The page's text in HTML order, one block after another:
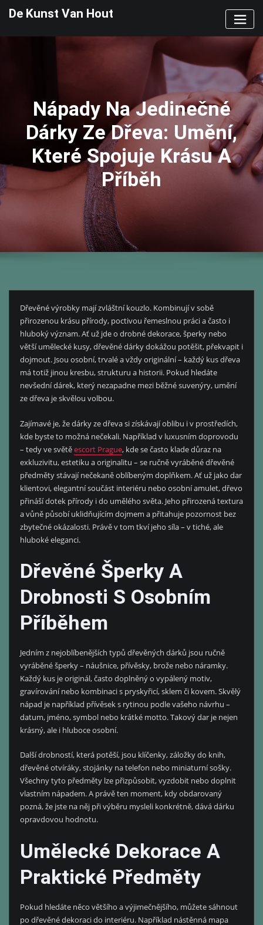
De Kunst Van Hout
Nápady Na Jedinečné
Dárky Ze Dřeva: Umění,
Které Spojuje Krásu A
Příběh
Dřevěné výrobky mají zvláštní kouzlo. Kombinují v sobě
přirozenou krásu přírody, poctivou řemeslnou práci a často i
hluboký význam. Ať už jde o drobné dekorace, šperky nebo
větší umělecké kusy, dřevěné dárky dokážou potěšit, překvapit i
dojmout. Jsou osobní, trvalé a vždy originální – každý kus dřeva
má totiž jinou kresbu, strukturu a historii. Pokud hledáte
nevšední dárek, který nezapadne mezi běžné suvenýry, umění
ze dřeva je skvělou volbou.
Zajímavé je, že dárky ze dřeva si získávají oblibu i v prostředích,
kde byste to možná nečekali. Například v luxusním doprovodu
– tedy ve světěescort Prague, kde se často klade důraz na
exkluzivitu, estetiku a originalitu – se ručně vyráběné dřevěné
předměty stávají nečekaně oblíbeným doplňkem. Ať už jako dar
klientovi, elegantní součást interiéru nebo osobní amulet, dřevo
přináší dotek přírody i do umělého světa. Jeho přirozená textura
a vůně působí uklidňujícím dojmem a přitahuje pozornost bez
zbytečné okázalosti. Právě v tom tkví jeho síla – v tiché, ale
hluboké eleganci.
Dřevěné Šperky A
Drobnosti S Osobním
Příběhem
Jedním z nejoblíbenějších typů dřevěných dárků jsou ručně
vyráběné šperky – náušnice, přívěsky, brože nebo náramky.
Každý kus je originál, často doplněný o vypálený motiv,
gravírování nebo kombinaci s pryskyřicí, sklem či kovem. Skvělý
nápad je například přívěsek s rytinou podle vašeho návrhu –
datum, jméno, symbol nebo krátké motto. Takový dar je nejen
krásný, ale i hluboce osobní.
Další drobností, která potěší, jsou klíčenky, záložky do knih,
dřevěné otvíráky, stojánky na telefon nebo miniaturní sošky.
Všechny tyto předměty lze přizpůsobit, vyzdobit nebo doplnit
vlastním nápadem. A právě ten moment, kdy obdarovaný
pozná, že jste na něj při výběru mysleli konkrétně, dává dárku
opravdovou hodnotu.
Umělecké Dekorace A
Praktické Předměty
Pokud hledáte něco většího a výjimečnějšího, můžete sáhnout
po dřevěné dekoraci do interiéru. Například nástěnná mapa